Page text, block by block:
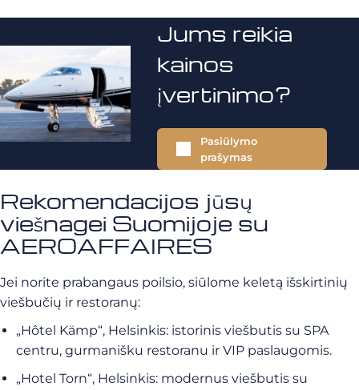
Jums reikia
kainos
įvertinimo?
Pasiūlymo
prašymas
Rekomendacijos jūsų
viešnagei Suomijoje su
AEROAFFAIRES
Jei norite prabangaus poilsio, siūlome keletą išskirtinių
viešbučių ir restoranų:
„Hôtel Kämp“, Helsinkis: istorinis viešbutis su SPA
centru, gurmanišku restoranu ir VIP paslaugomis.
„Hotel Torn“, Helsinkis: modernus viešbutis su